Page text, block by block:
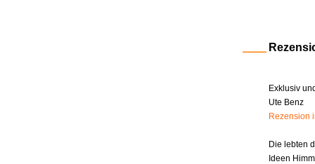
Exklusiv
Ute Benz
Rezension
Die lebten
Ideen